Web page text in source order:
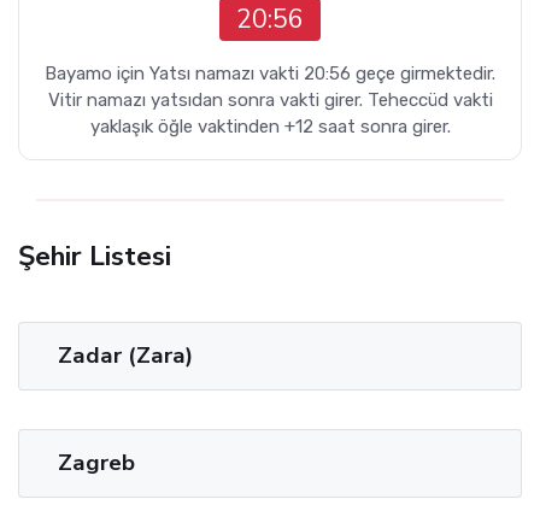
20:56
Bayamo için Yatsı namazı vakti 20:56 geçe girmektedir.
Vitir namazı yatsıdan sonra vakti girer. Teheccüd vakti
yaklaşık öğle vaktinden +12 saat sonra girer.
Şehir Listesi
Zadar (Zara)
Zagreb